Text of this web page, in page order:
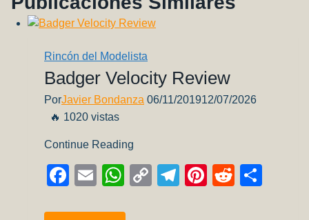
Rincón del Modelista
Badger Velocity Review
PorJavier Bondanza 06/11/201912/07/2026
🔥 1020 vistas
Continue Reading
Facebook
EmailWhatsApp
CopyTelegram
Pinterest
Reddit